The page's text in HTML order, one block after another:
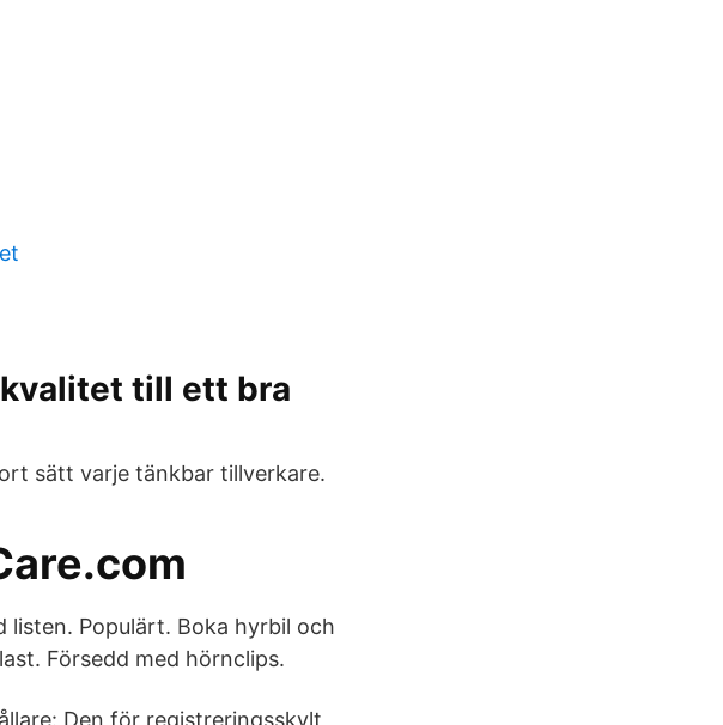
till ett bra
sätt varje tänkbar tillverkare.
listen. Populärt. Boka hyrbil och
Försedd med hörnclips.
Den för registreringsskylt